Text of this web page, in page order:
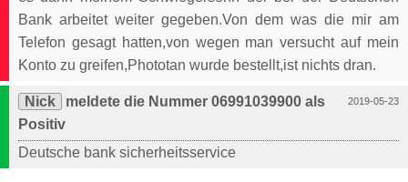
Bank arbeitet weiter gegeben.Von dem was die mir am
Telefon gesagt hatten,von wegen man versucht auf mein
Konto zu greifen,Phototan wurde bestellt,ist nichts dran.
2019-05-23
Nick
meldete die Nummer 06991039900 als
Positiv
Deutsche bank sicherheitsservice